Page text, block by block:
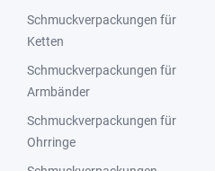
Schmuckverpackungen für
Ketten
Schmuckverpackungen für
Armbänder
Schmuckverpackungen für
Ohrringe